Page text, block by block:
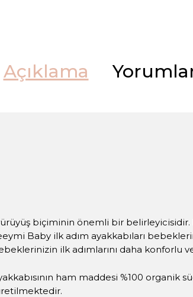
Açıklama
biçiminin önemli bir
Baby ilk adım ayakkabıları
ilk adımlarını daha konforlu
ham maddesi %100 organik